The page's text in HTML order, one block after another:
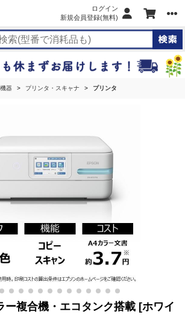
ログイン
新規会員登録(無料)
器 プリンタ・スキャナ プリンタ
ー複合機・エコタンク搭載 [ホワイ